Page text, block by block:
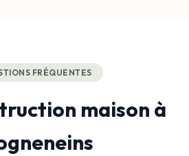
FRÉQUENTES
maison à